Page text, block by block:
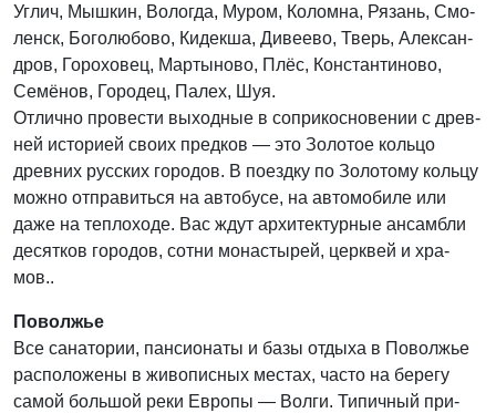
Углич, Мыш­кин, Волог­да, Муром, Колом­на, Рязань, Смо­
ленск, Бого­лю­бо­во, Кидек­ша, Диве­е­во, Тверь, Алек­сан­
дров, Горо­хо­вец, Мар­ты­но­во, Плёс, Кон­стан­ти­но­во,
Семё­нов, Горо­дец, Палех, Шуя.
Отлич­но про­ве­сти выход­ные в сопри­кос­но­ве­нии с древ­
ней исто­ри­ей сво­их пред­ков — это Золо­тое коль­цо
древ­них рус­ских горо­дов. В поезд­ку по Золо­то­му коль­цу
мож­но отпра­вить­ся на авто­бу­се, на авто­мо­би­ле или
даже на теп­ло­хо­де. Вас ждут архи­тек­тур­ные ансам­бли
десят­ков горо­дов, сот­ни мона­сты­рей, церк­вей и хра­
мов..
Поволжье
Все сана­то­рии, пан­си­о­на­ты и базы отды­ха в Повол­жье
рас­по­ло­же­ны в живо­пис­ных местах, часто на бере­гу
самой боль­шой реки Евро­пы — Вол­ги. Типич­ный при­